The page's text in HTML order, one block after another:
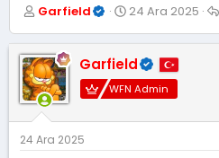
K
u
y
u
B
ş
Garfield
B
l
a
n
ı
24 Ara 2025
Garfield
WFN Admin
24 Ara 2025